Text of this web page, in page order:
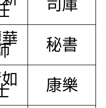
司庫
秘書
康樂